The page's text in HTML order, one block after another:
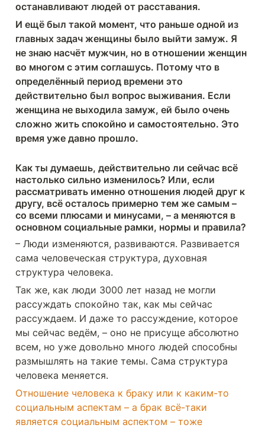
останавливают людей от расставания.
И ещё был такой момент, что раньше одной из
главных задач женщины было выйти замуж. Я
не знаю насчёт мужчин, но в отношении женщин
во многом с этим соглашусь. Потому что в
определённый период времени это
действительно был вопрос выживания. Если
женщина не выходила замуж, ей было очень
сложно жить спокойно и самостоятельно. Это
время уже давно прошло.
Как ты думаешь, действительно ли сейчас всё
настолько сильно изменилось? Или, если
рассматривать именно отношения людей друг к
другу, всё осталось примерно тем же самым –
со всеми плюсами и минусами, – а меняются в
основном социальные рамки, нормы и правила?
– Люди изменяются, развиваются. Развивается
сама человеческая структура, духовная
структура человека.
Так же, как люди 3000 лет назад не могли
рассуждать спокойно так, как мы сейчас
рассуждаем. И даже то рассуждение, которое
мы сейчас ведём, – оно не присуще абсолютно
всем, но уже довольно много людей способны
размышлять на такие темы. Сама структура
человека меняется.
Отношение человека к браку или к каким-то
социальным аспектам – а брак всё-таки
является социальным аспектом – тоже